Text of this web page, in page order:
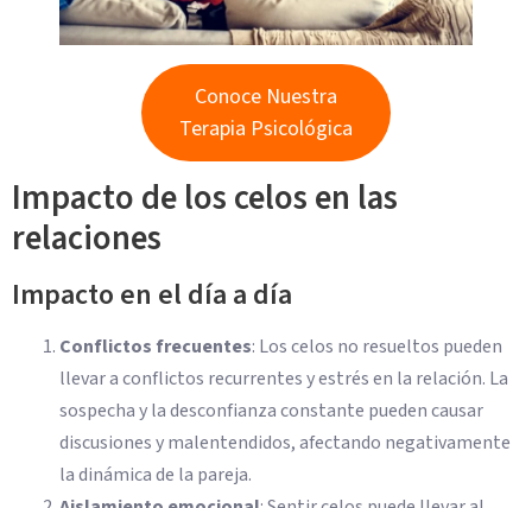
Conoce Nuestra
Terapia Psicológica
Impacto de los celos en las
relaciones
Impacto en el día a día
Conflictos frecuentes: Los celos no resueltos pueden
llevar a conflictos recurrentes y estrés en la relación. La
sospecha y la desconfianza constante pueden causar
discusiones y malentendidos, afectando negativamente
la dinámica de la pareja.